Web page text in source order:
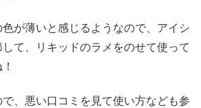
が薄いと感じるようなので、アイシ
て、リキッドのラメをのせて使って
、悪い口コミを見て使い方なども参